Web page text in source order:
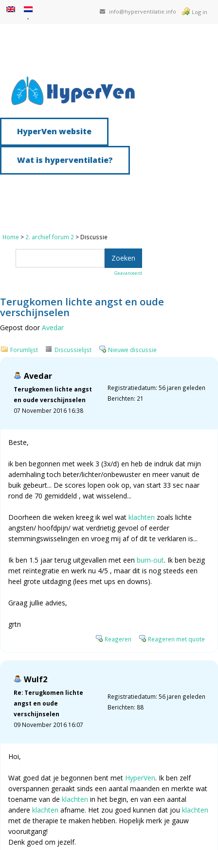
info@hyperventilatie.info Log in
HyperVen website
Wat is hyperventilatie?
Home > 2. archief forum 2 > Discussie
Geavanceerd
Terugkomen lichte angst en oude
verschijnselen
Gepost doorAvedar
Forumlijst Discussielijst Nieuwe discussie
Avedar
Terugkomen lichte angst
en oude verschijnselen
07 November 2016 16:38
Registratiedatum: 56 jaren geleden
Berichten: 21
Beste,
ik ben begonnen met week 3 (3x/d) en heb de indruk dat mijn
ademhaling toch beter/lichter/onbewuster en meer vanuit de
buik gebeurt... De scores lopen ook op, van start 33 sec naar
rond de 70 gemiddeld , wat wisselend...
Doorheen die weken kreeg ik wel wat klachten zoals lichte
angsten/ hoofdpijn/ wat verdrietig gevoel of eerder
stemmingswisselingen en vroeg mij af of dit te verklaren is...
Ik ben 1.5 jaar terug uitgevallen met een burn-out. Ik ben bezig
met reïntegratie en werk nu 4/5 , maar dit is nog steeds een
heel grote uitdaging (lees met ups en downs).
Graag jullie advies,
grtn
Reageren Reageren met quote
Wulf2
Re: Terugkomen lichte
angst en oude
verschijnselen
09 November 2016 16:07
Registratiedatum: 56 jaren geleden
Berichten: 88
Hoi,
Wat goed dat je begonnen bent met HyperVen. Ik ben zelf
overspannen geraakt sinds een aantal maanden en merkte wat
toename van de klachten in het begin, en van een aantal
andere klachten afname. Het zou goed kunnen dat jou klachten
met de therapie te maken hebben. Hopelijk merk je gauw
vooruitgang!
Denk goed om jezelf.